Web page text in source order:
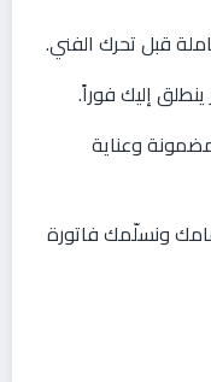
قبل تحرك الفني.
إليك فوراً.
وعناية
ونسلّمك فاتورة